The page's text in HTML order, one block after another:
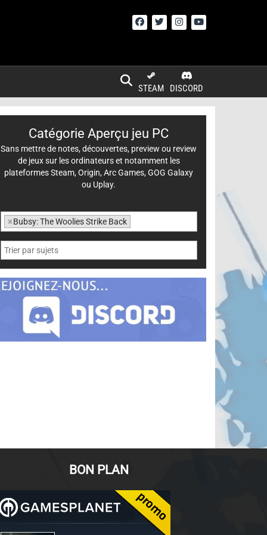
DISCORD
STEAM
Catégorie Aperçu jeu PC
Sans mettre de notes, découvertes, preview ou review
de jeux sur les ordinateurs et notamment les
plateformes Steam, Origin, Arc Games, GOG Galaxy
ou Uplay.
×Bubsy: The Woolies Strike Back
BON PLAN